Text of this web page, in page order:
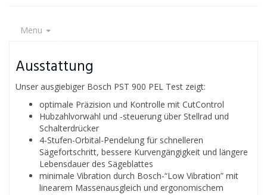
Menu
Ausstattung
Unser ausgiebiger Bosch PST 900 PEL Test zeigt:
optimale Präzision und Kontrolle mit CutControl
Hubzahlvorwahl und -steuerung über Stellrad und
Schalterdrücker
4-Stufen-Orbital-Pendelung für schnelleren
Sägefortschritt, bessere Kurvengängigkeit und längere
Lebensdauer des Sägeblattes
minimale Vibration durch Bosch-“Low Vibration” mit
linearem Massenausgleich und ergonomischem